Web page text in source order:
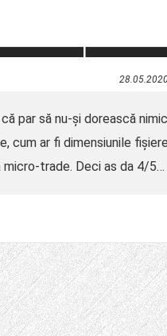
par să nu-și dorească
cum ar fi dimensiunile
trade. Deci as da 4/5